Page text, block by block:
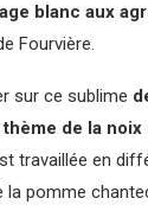
blanc aux
Fourvière.
sur ce sublime
thème de la noix
travaillée en
la pomme